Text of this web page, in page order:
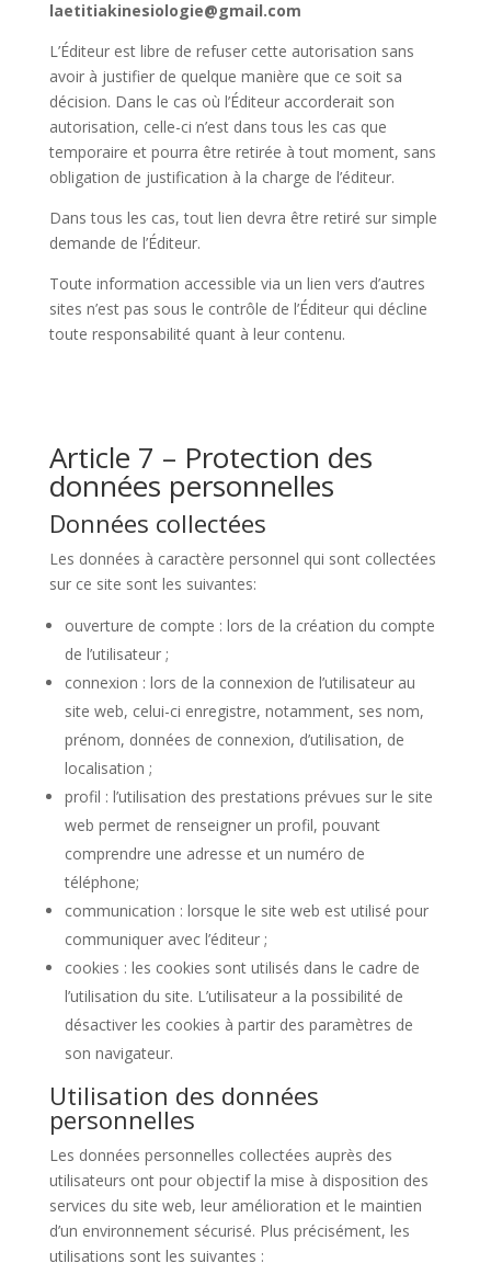
laetitiakinesiologie@gmail.com
L’Éditeur est libre de refuser cette autorisation sans
avoir à justifier de quelque manière que ce soit sa
décision. Dans le cas où l’Éditeur accorderait son
autorisation, celle-ci n’est dans tous les cas que
temporaire et pourra être retirée à tout moment, sans
obligation de justification à la charge de l’éditeur.
Dans tous les cas, tout lien devra être retiré sur simple
demande de l’Éditeur.
Toute information accessible via un lien vers d’autres
sites n’est pas sous le contrôle de l’Éditeur qui décline
toute responsabilité quant à leur contenu.
Article 7 – Protection des
données personnelles
Données collectées
Les données à caractère personnel qui sont collectées
sur ce site sont les suivantes:
ouverture de compte : lors de la création du compte
de l’utilisateur ;
connexion : lors de la connexion de l’utilisateur au
site web, celui-ci enregistre, notamment, ses nom,
prénom, données de connexion, d’utilisation, de
localisation ;
profil : l’utilisation des prestations prévues sur le site
web permet de renseigner un profil, pouvant
comprendre une adresse et un numéro de
téléphone;
communication : lorsque le site web est utilisé pour
communiquer avec l’éditeur ;
cookies : les cookies sont utilisés dans le cadre de
l’utilisation du site. L’utilisateur a la possibilité de
désactiver les cookies à partir des paramètres de
son navigateur.
Utilisation des données
personnelles
Les données personnelles collectées auprès des
utilisateurs ont pour objectif la mise à disposition des
services du site web, leur amélioration et le maintien
d’un environnement sécurisé. Plus précisément, les
utilisations sont les suivantes :